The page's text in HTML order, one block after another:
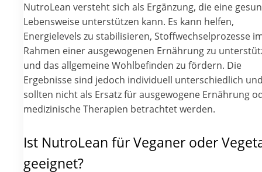
NutroLean versteht sich als Ergänzung, die eine
Lebensweise unterstützen kann. Es kann helfen,
Energielevels zu stabilisieren, Stoffwechselprozesse
Rahmen einer ausgewogenen Ernährung zu
und das allgemeine Wohlbefinden zu fördern. Die
Ergebnisse sind jedoch individuell unterschiedlich
sollten nicht als Ersatz für ausgewogene Ernährung
medizinische Therapien betrachtet werden.
Ist NutroLean für Veganer oder
geeignet?